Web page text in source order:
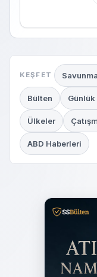
KEŞFET
Bülten
Ülkeler
ABD Haberleri